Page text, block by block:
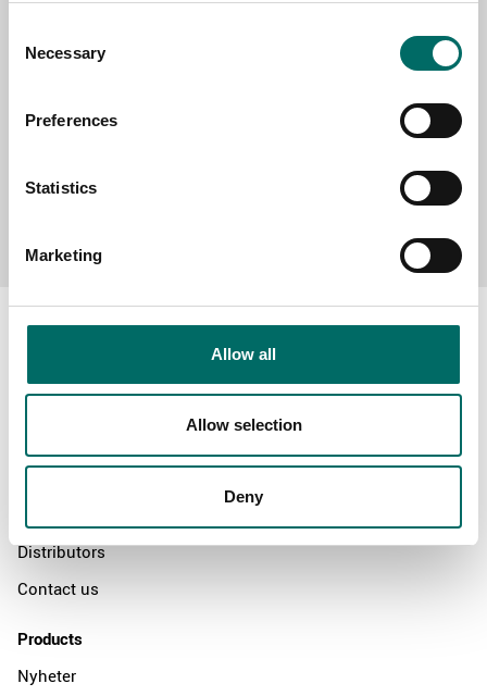
Selection
Necessary
Preferences
Statistics
Marketing
Allow all
Allow selection
Deny
About
Distributors
Contact us
Products
Nyheter